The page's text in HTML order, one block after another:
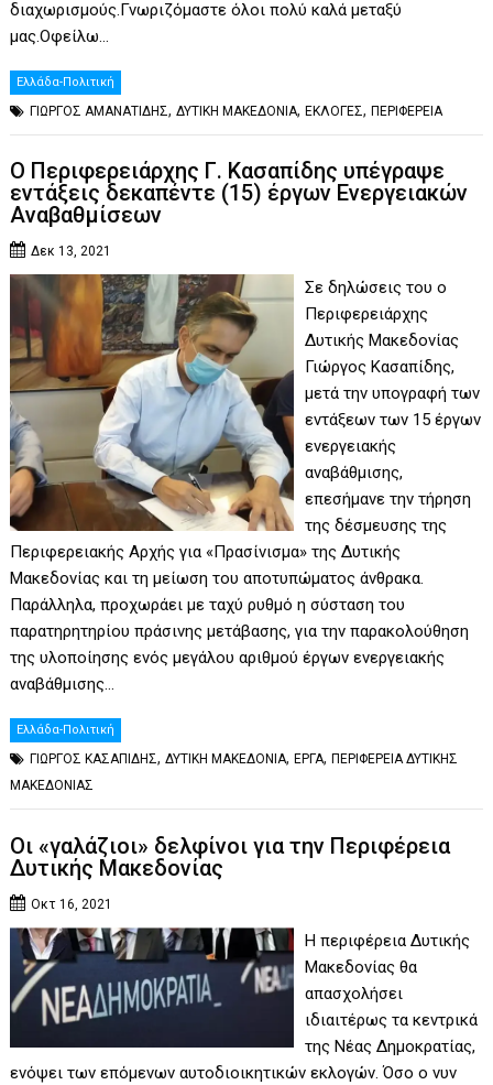
διαχωρισμούς.Γνωριζόμαστε όλοι πολύ καλά μεταξύ
μας.Οφείλω…
Ελλάδα-Πολιτική
ΓΙΩΡΓΟΣ ΑΜΑΝΑΤΙΔΗΣ,ΔΥΤΙΚΗ ΜΑΚΕΔΟΝΙΑ,ΕΚΛΟΓΕΣ,ΠΕΡΙΦΕΡΕΙΑ
Ο Περιφερειάρχης Γ. Κασαπίδης υπέγραψε
εντάξεις δεκαπέντε (15) έργων Ενεργειακών
Αναβαθμίσεων
Δεκ 13, 2021
Σε δηλώσεις του ο
Περιφερειάρχης
Δυτικής Μακεδονίας
Γιώργος Κασαπίδης,
μετά την υπογραφή των
εντάξεων των 15 έργων
ενεργειακής
αναβάθμισης,
επεσήμανε την τήρηση
της δέσμευσης της
Περιφερειακής Αρχής για «Πρασίνισμα» της Δυτικής
Μακεδονίας και τη μείωση του αποτυπώματος άνθρακα.
Παράλληλα, προχωράει με ταχύ ρυθμό η σύσταση του
παρατηρητηρίου πράσινης μετάβασης, για την παρακολούθηση
της υλοποίησης ενός μεγάλου αριθμού έργων ενεργειακής
αναβάθμισης…
Ελλάδα-Πολιτική
ΓΙΩΡΓΟΣ ΚΑΣΑΠΙΔΗΣ,ΔΥΤΙΚΗ ΜΑΚΕΔΟΝΙΑ,ΕΡΓΑ,ΠΕΡΙΦΕΡΕΙΑ ΔΥΤΙΚΗΣ
ΜΑΚΕΔΟΝΙΑΣ
Οι «γαλάζιοι» δελφίνοι για την Περιφέρεια
Δυτικής Μακεδονίας
Οκτ 16, 2021
Η περιφέρεια Δυτικής
Μακεδονίας θα
απασχολήσει
ιδιαιτέρως τα κεντρικά
της Νέας Δημοκρατίας,
ενόψει των επόμενων αυτοδιοικητικών εκλογών. Όσο ο νυν